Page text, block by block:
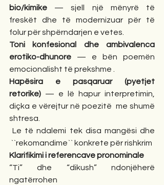
bio/kimike — sjell një mënyrë të
freskët dhe të modernizuar për të
folur për shpërndarjen e vetes.
Toni konfesional dhe ambivalenca
erotiko-dhunore — e bën poemën
emocionalisht të prekshme .
Hapësira e pasqaruar (pyetjet
retorike) — e lë hapur interpretimin,
diçka e vërejtur në poezitë  me shumë
shtresa.
Le të ndalemi tek disa mangësi dhe
``rekomandime`` konkrete për rishkrim
Klarifikimi i referencave pronominale
“Ti” dhe “dikush” ndonjëherë
ngatërrohen